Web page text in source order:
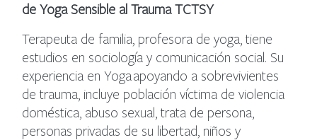
de Yoga Sensible al Trauma TCTSY
Terapeuta de familia, profesora de yoga, tiene
estudios en sociología y comunicación social. Su
experiencia en Yoga apoyando a sobrevivientes
de trauma, incluye población víctima de violencia
doméstica, abuso sexual, trata de persona,
personas privadas de su libertad, niños y